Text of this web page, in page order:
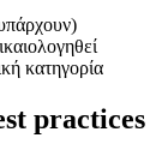
κατηγορία
practices